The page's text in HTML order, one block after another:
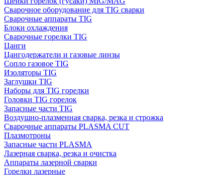
Сварочное оборудование для TIG сварки
Сварочные аппараты TIG
Блоки охлаждения
Сварочные горелки TIG
Цанги
Цангодержатели и газовые линзы
Сопло газовое TIG
Изоляторы TIG
Заглушки TIG
Наборы для TIG горелки
Головки TIG горелок
Запасные части TIG
Воздушно-плазменная сварка, резка и строжка
Сварочные аппараты PLASMA CUT
Плазмотроны
Запасные части PLASMA
Лазерная сварка, резка и очистка
Аппараты лазерной сварки
Горелки лазерные